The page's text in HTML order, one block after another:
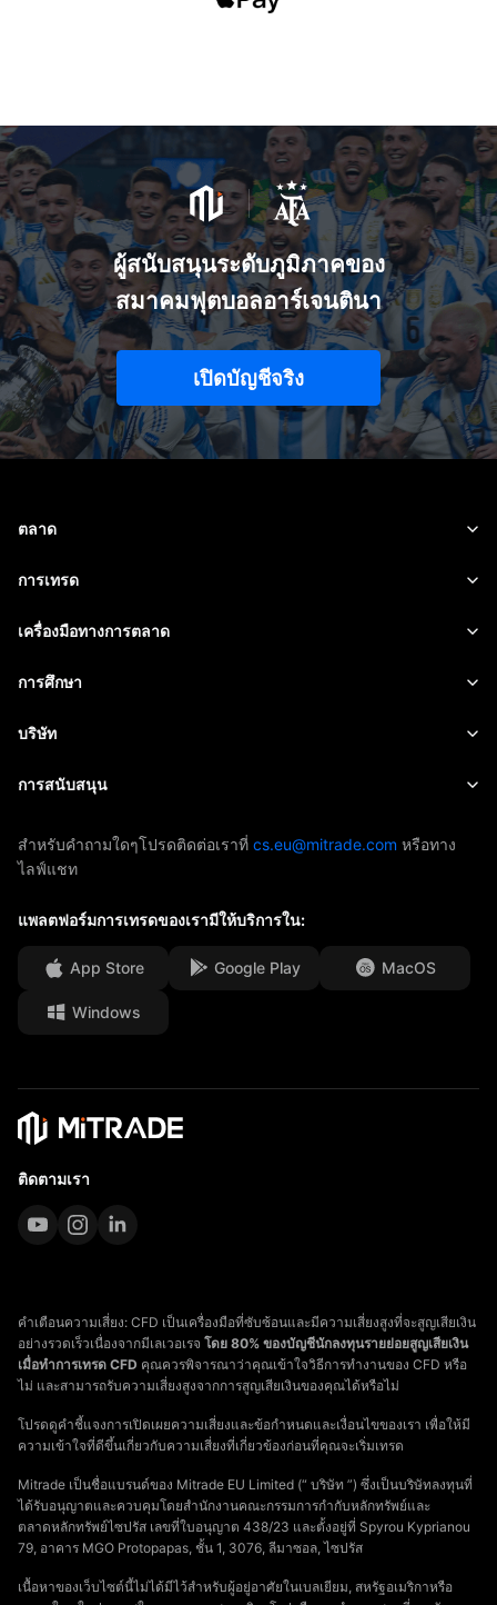
ผู้สนับสนุนระดับภูมิภาคของ
สมาคมฟุตบอลอาร์เจนตินา
เปิดบัญชีจริง
ตลาด
ฟอเร็กซ์
สินค้าโภคภัณฑ์
การเทรด
แพลตฟอร์มของเรา
การจัดการความเสี่ยง
เครื่องมือทางการตลาด
ปฏิทินทางเศรษฐกิจ
ข่าวสาร
การศึกษา
เริ่มต้น
EBook
บริษัท
เกี่ยวกับ Mitrade
รางวัลของเรา
ศูนย์มีเดีย
โอกาสในอาชีพ
เอกสารทางกฎหมาย
การสนับสนุน
ศูนย์ช่วยเหลือ
คำถามที่พบบ่อย
สำหรับคำถามใดๆโปรดติดต่อเราที่ cs.eu@mitrade.com หรือทาง
ไลฟ์แชท
แพลตฟอร์มการเทรดของเรามีให้บริการใน:
App Store Google Play MacOS
Windows
ติดตามเรา
คำเตือนความเสี่ยง: CFD เป็นเครื่องมือที่ซับซ้อนและมีความเสี่ยงสูงที่จะสูญเสียเงิน
อย่างรวดเร็วเนื่องจากมีเลเวอเรจ โดย 80% ของบัญชีนักลงทุนรายย่อยสูญเสียเงิน
เมื่อทำการเทรด CFD คุณควรพิจารณาว่าคุณเข้าใจวิธีการทำงานของ CFD หรือ
ไม่ และสามารถรับความเสี่ยงสูงจากการสูญเสียเงินของคุณได้หรือไม่
โปรดดูคำชี้แจงการเปิดเผยความเสี่ยงและข้อกำหนดและเงื่อนไขของเรา เพื่อให้มี
ความเข้าใจที่ดีขึ้นเกี่ยวกับความเสี่ยงที่เกี่ยวข้องก่อนที่คุณจะเริ่มเทรด
Mitrade เป็นชื่อแบรนด์ของ Mitrade EU Limited (“ บริษัท ”) ซึ่งเป็นบริษัทลงทุนที่
ได้รับอนุญาตและควบคุมโดยสำนักงานคณะกรรมการกำกับหลักทรัพย์และ
ตลาดหลักทรัพย์ไซปรัส เลขที่ใบอนุญาต 438/23 และตั้งอยู่ที่ Spyrou Kyprianou
79, อาคาร MGO Protopapas, ชั้น 1, 3076, ลีมาซอล, ไซปรัส
เนื้อหาของเว็บไซต์นี้ไม่ได้มีไว้สำหรับผู้อยู่อาศัยในเบลเยียม, สหรัฐอเมริกาหรือ